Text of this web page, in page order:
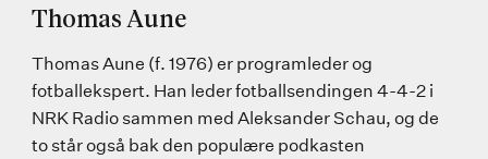
Thomas Aune
Thomas Aune (f. 1976) er programleder og
fotballekspert. Han leder fotballsendingen 4-4-2 i
NRK Radio sammen med Aleksander Schau, og de
to står også bak den populære podkasten